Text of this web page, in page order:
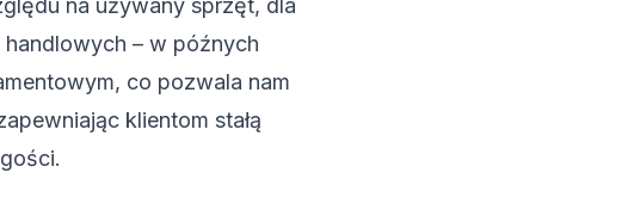
na używany sprzęt, dla
– w późnych
co pozwala nam
klientom stałą